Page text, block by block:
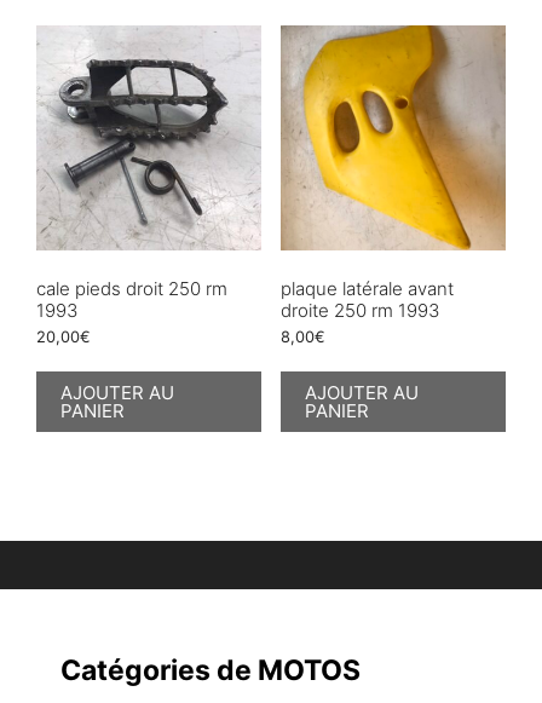
cale pieds droit 250 rm
1993
20,00€
AJOUTER AU
PANIER
plaque latérale avant
droite 250 rm 1993
8,00€
AJOUTER AU
PANIER
Catégories de MOTOS